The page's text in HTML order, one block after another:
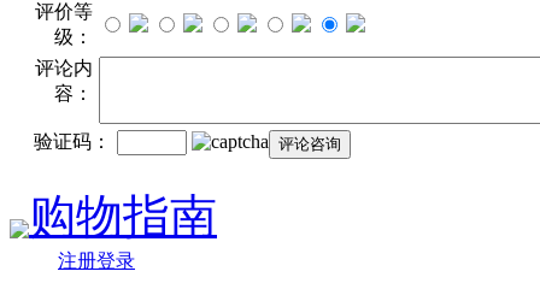
评价等
级：
评论内
容：
验证码：
购物指南
注册登录